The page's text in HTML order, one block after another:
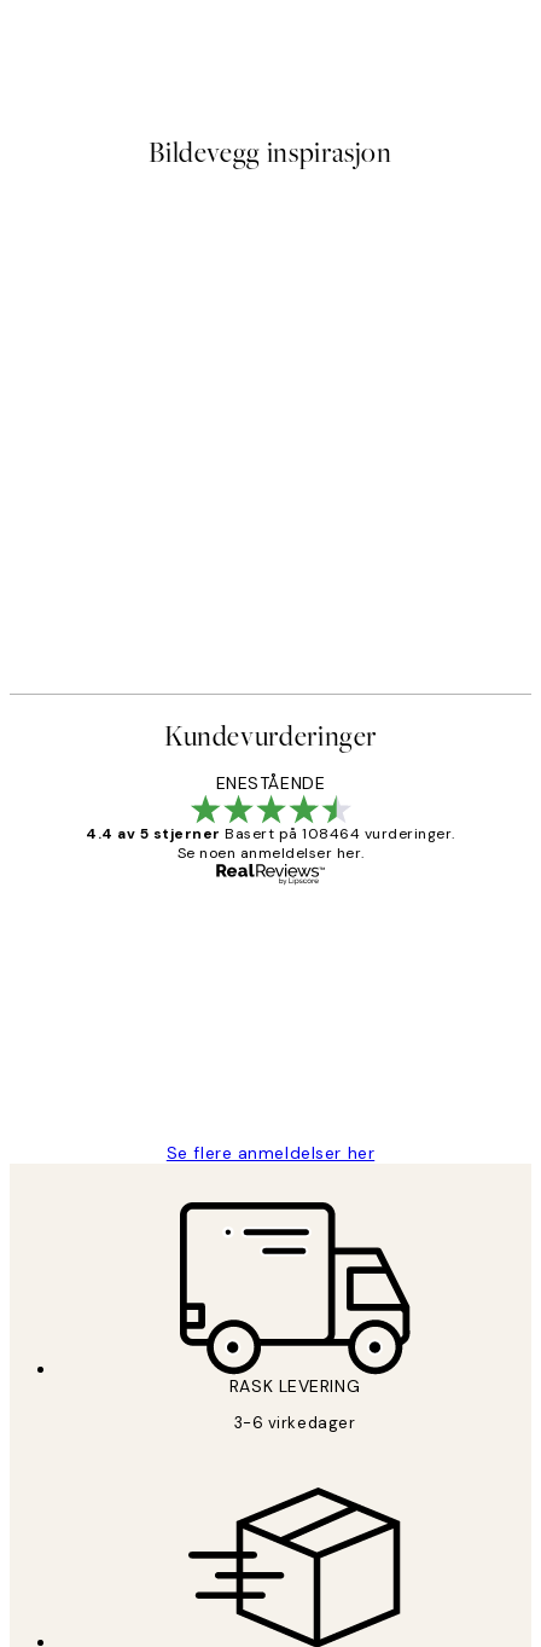
Bildevegg inspirasjon
Kundevurderinger
ENESTÅENDE
4.4 av 5 stjerner Basert på 108464 vurderinger.
Se noen anmeldelser her.
Se flere anmeldelser her
RASK LEVERING
3-6 virkedager